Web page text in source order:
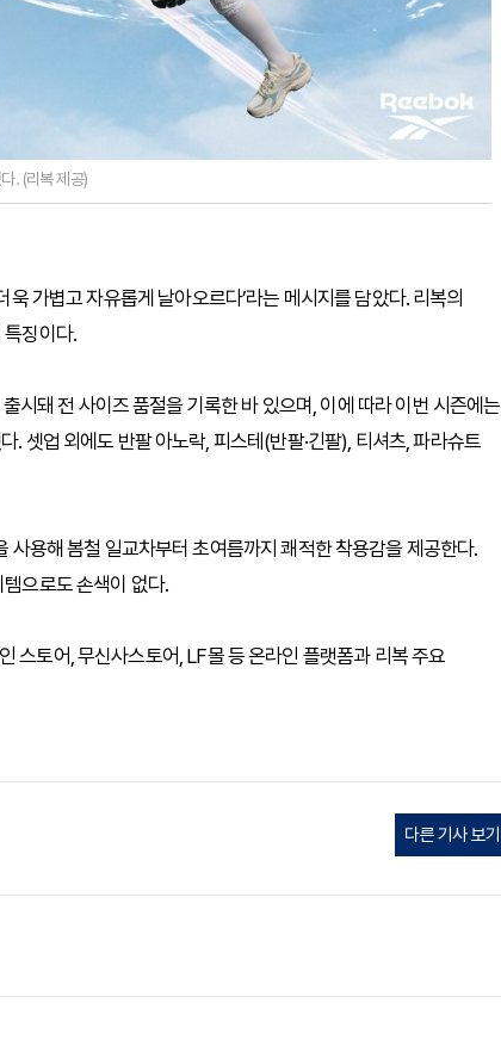
. (리복 제공)
가볍고 자유롭게 날아오르다’라는 메시지를 담았다. 리복의
징이다.
시돼 전 사이즈 품절을 기록한 바 있으며, 이에 따라 이번 시즌에는
셋업 외에도 반팔 아노락, 피스테(반팔·긴팔), 티셔츠, 파라슈트
용해 봄철 일교차부터 초여름까지 쾌적한 착용감을 제공한다.
으로도 손색이 없다.
스토어, 무신사스토어, LF몰 등 온라인 플랫폼과 리복 주요
다른 기사 보기